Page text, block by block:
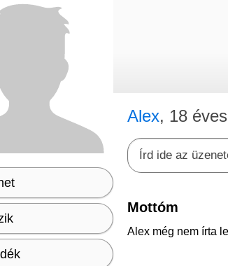
Alex, 18 éves
Mottóm
Alex még nem írta